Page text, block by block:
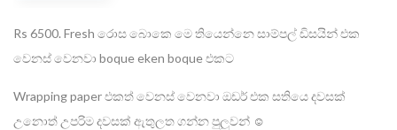
Rs 6500. Fresh රොස බොකෙ මෙ තියෙන්නෙ සාම්පල් ඩිසයින් එක
වෙනස් වෙනවා boque eken boque එකට
Wrapping paper එකත් වෙනස් වෙනවා ඔඩර් එක සතියෙ දවසක්
උනොත් උපරිම දවසක් ඇතුලත ගන්න පුලුවන් ☺